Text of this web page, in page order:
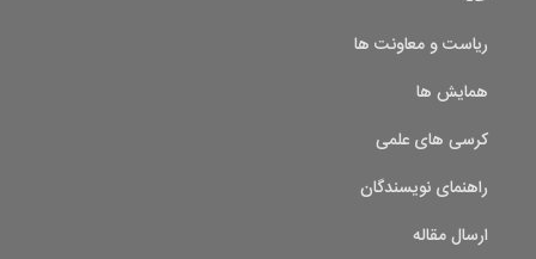
ریاست و معاونت ها
همایش ها
کرسی های علمی
راهنمای نویسندگان
ارسال مقاله